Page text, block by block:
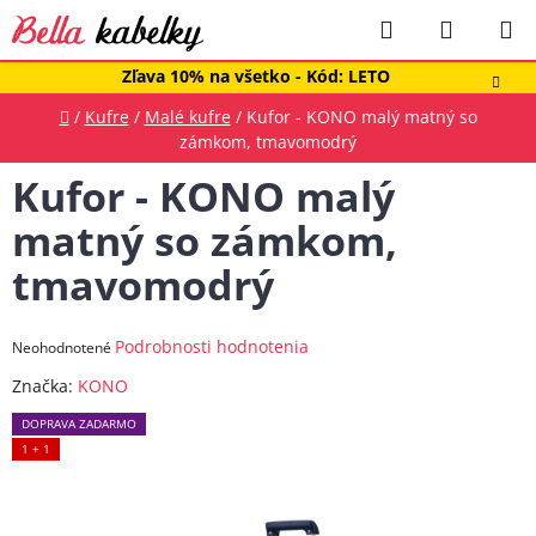
Prejsť
na
obsah
Zľava 10% na všetko - Kód: LETO
Hľadať
KOŠÍK
Domov
/ Kufre / Malé kufre / Kufor - KONO malý matný so
zámkom, tmavomodrý
Kufor - KONO malý
matný so zámkom,
tmavomodrý
Priemerné
produktu
je
0,0
Neohodnotené Podrobnosti hodnotenia
Značka: KONO
DOPRAVA ZADARMO
1 + 1